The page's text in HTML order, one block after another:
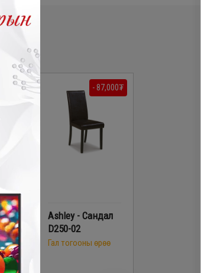
- 87,000₮
Ashley - Сандал
D250-02
Гал тогооны өрөө